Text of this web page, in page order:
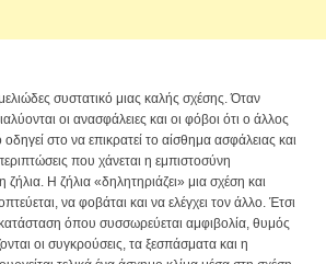
συστατικό μιας καλής σχέσης. Όταν
οι ανασφάλειες και οι φόβοι ότι ο άλλος
οδηγεί στο να επικρατεί το αίσθημα ασφάλειας και
που χάνεται η εμπιστοσύνη
ζήλια. Η ζήλια «δηλητηριάζει» μια σχέση και
να φοβάται και να ελέγχει τον άλλο. Έτσι
όπου συσσωρεύεται αμφιβολία, θυμός
οι συγκρούσεις, τα ξεσπάσματα και η